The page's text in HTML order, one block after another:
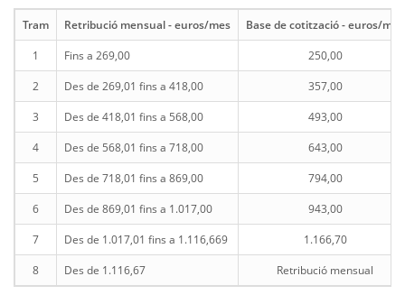
Tram Retribució mensual - euros/mes Base de cotització - euros/mes
1 Fins a 269,00 250,00
2 Des de 269,01 fins a 418,00 357,00
3 Des de 418,01 fins a 568,00 493,00
4 Des de 568,01 fins a 718,00 643,00
5 Des de 718,01 fins a 869,00 794,00
6 Des de 869,01 fins a 1.017,00 943,00
7 Des de 1.017,01 fins a 1.116,669 1.166,70
8 Des de 1.116,67 Retribució mensual